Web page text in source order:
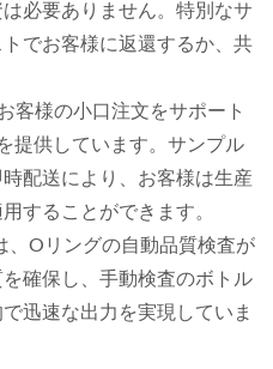
必要ありません。特別なサ
でお客様に返還するか、共
客様の小口注文をサポート
提供しています。サンプル
配送により、お客様は生産
することができます。
、Oリングの自動品質検査が
確保し、手動検査のボトル
迅速な出力を実現していま